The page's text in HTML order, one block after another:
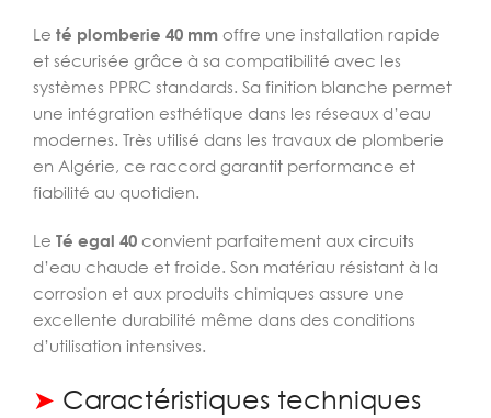
Le té plomberie 40 mm offre une installation rapide
et sécurisée grâce à sa compatibilité avec les
systèmes PPRC standards. Sa finition blanche permet
une intégration esthétique dans les réseaux d’eau
modernes. Très utilisé dans les travaux de plomberie
en Algérie, ce raccord garantit performance et
fiabilité au quotidien.
Le Té egal 40 convient parfaitement aux circuits
d’eau chaude et froide. Son matériau résistant à la
corrosion et aux produits chimiques assure une
excellente durabilité même dans des conditions
d’utilisation intensives.
➤ Caractéristiques techniques